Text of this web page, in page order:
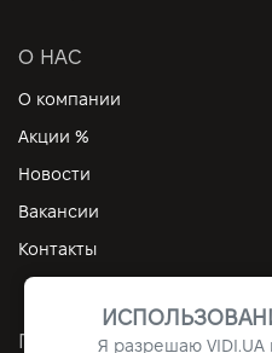
О НАС
О компании
Акции %
Новости
Вакансии
Контакты
ПОЛЕЗНЫЕ ССЫЛКИ
Я разрешаю VIDI.UA